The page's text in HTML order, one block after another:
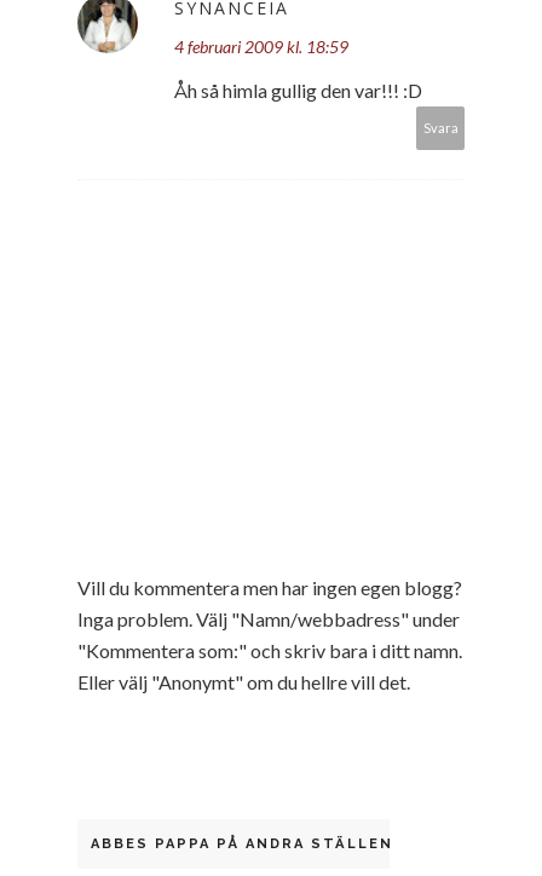
SYNANCEIA
4 februari 2009 kl. 18:59
Åh så himla gullig den var!!! :D
Svara
Vill du kommentera men har ingen egen blogg?
Inga problem. Välj "Namn/webbadress" under
"Kommentera som:" och skriv bara i ditt namn.
Eller välj "Anonymt" om du hellre vill det.
ABBES PAPPA PÅ ANDRA STÄLLEN